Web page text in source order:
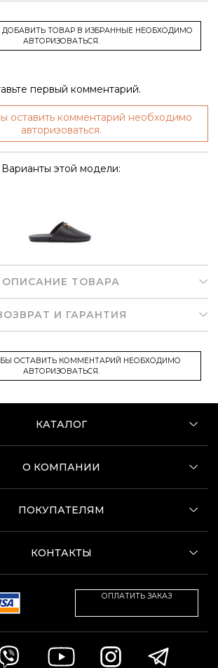
ТОВАР В ИЗБРАННЫЕ НЕОБХОДИМО
АВТОРИЗОВАТЬСЯ.
первый комментарий.
оставить комментарий необходимо
авторизоваться.
Варианты этой модели:
ОПИСАНИЕ ТОВАРА
И ГАРАНТИЯ
ОСТАВИТЬ КОММЕНТАРИЙ НЕОБХОДИМО
АВТОРИЗОВАТЬСЯ.
КАТАЛОГ
О КОМПАНИИ
ПОКУПАТЕЛЯМ
КОНТАКТЫ
ОПЛАТИТЬ ЗАКАЗ